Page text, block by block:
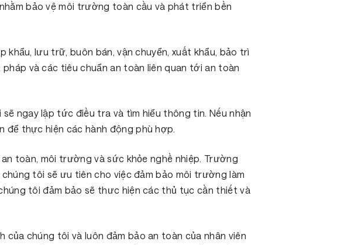
bảo vệ môi trường toàn cầu và phát triển bền
lưu trữ, buôn bán, vận chuyển, xuất khẩu, bảo trì
và các tiêu chuẩn an toàn liên quan tới an toàn
ngay lập tức điều tra và tìm hiểu thông tin. Nếu nhận
để thực hiện các hành động phù hợp.
toàn, môi trường và sức khỏe nghề nhiệp. Trường
tôi sẽ ưu tiên cho việc đảm bảo môi trường làm
tôi đảm bảo sẽ thưc hiện các thủ tục cần thiết và
chúng tôi và luôn đảm bảo an toàn của nhân viên